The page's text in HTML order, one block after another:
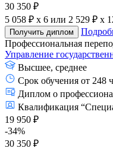
30 350 ₽
5 058 ₽ x 6 или 2 529 ₽ x
Получить диплом
Профессиональная
Управление
Высшее, среднее
Срок обучения от 248
Диплом о
Квалификация
19 950 ₽
-34%
30 350 ₽